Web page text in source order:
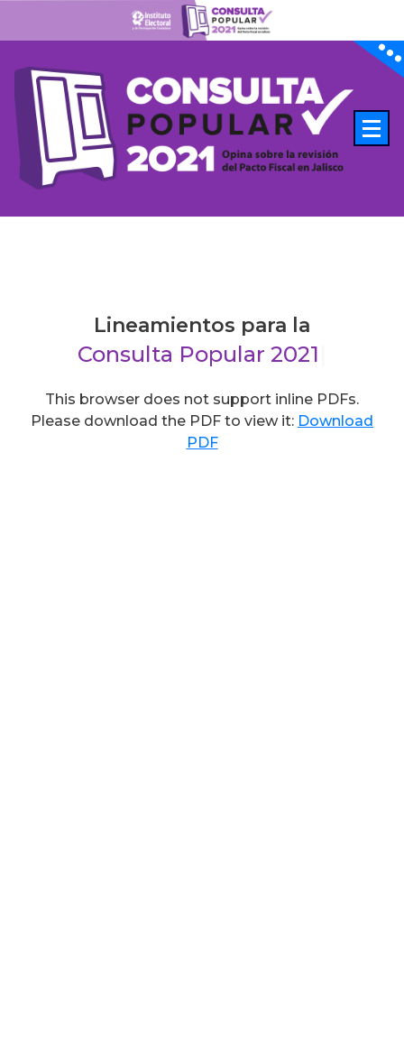
Lineamientos para la
Consulta Popular 2|
This browser does not support inline PDFs.
Please download the PDF to view it: Download
PDF